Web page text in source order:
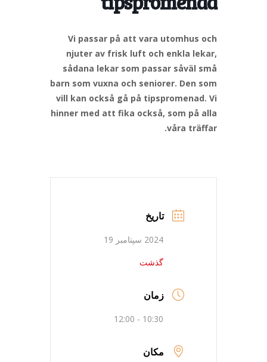
Vi passar på att vara utomhus och
njuter av frisk luft och enkla lekar,
sådana lekar som passar såväl små
barn som vuxna och seniorer. Den som
vill kan också gå på tipspromenad. Vi
hinner med att fika också, som på alla
våra träffar.
تاریخ
2024 سپتامبر 19
گذشت
زمان
10:30 - 12:00
مکان